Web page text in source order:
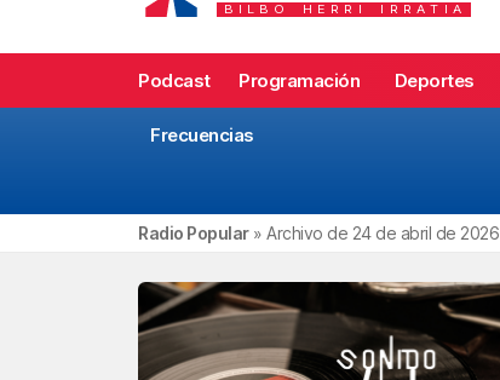
BILBO HERRI IRRATIA
Podcast Programación Deportes
Frecuencias
Radio Popular» Archivo de 24 de abril de 2026